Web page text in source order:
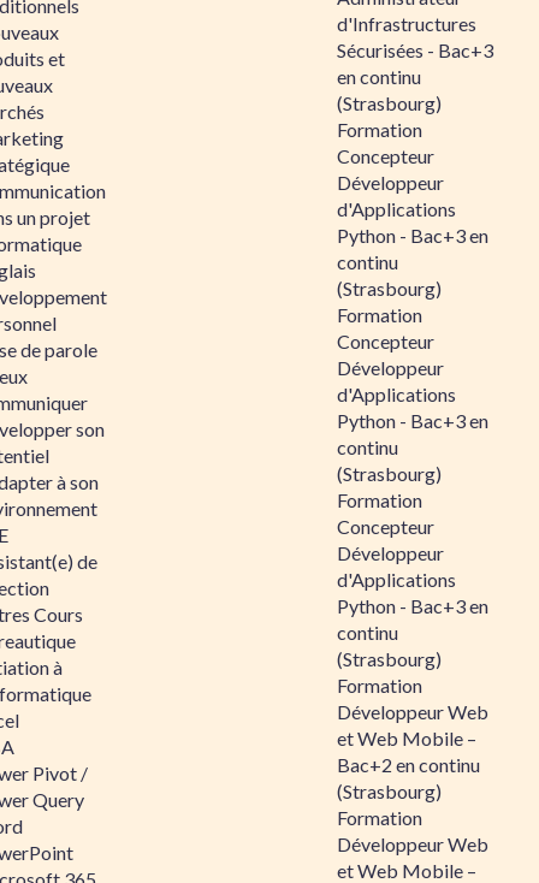
et
un projet
de parole
son
à son
de
Cours
à
Pivot /
Query
d'Infrastructures
Sécurisées - Bac+3
en continu
(Strasbourg)
Formation
Concepteur
Développeur
d'Applications
Python - Bac+3 en
continu
(Strasbourg)
Formation
Concepteur
Développeur
d'Applications
Python - Bac+3 en
continu
(Strasbourg)
Formation
Concepteur
Développeur
d'Applications
Python - Bac+3 en
continu
(Strasbourg)
Formation
Développeur Web
et Web Mobile –
Bac+2 en continu
(Strasbourg)
Formation
Développeur Web
et Web Mobile –